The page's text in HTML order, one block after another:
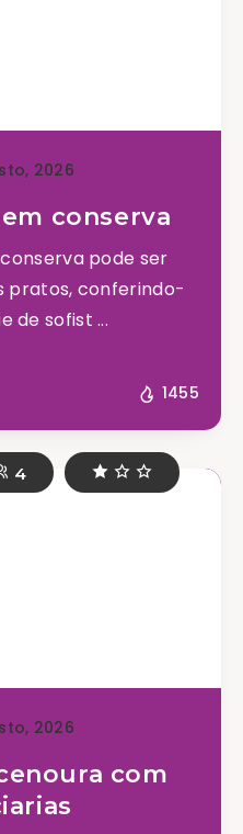
2026
conserva
pode ser
pratos, conferindo-
de sofist ...
1455
4
2026
com